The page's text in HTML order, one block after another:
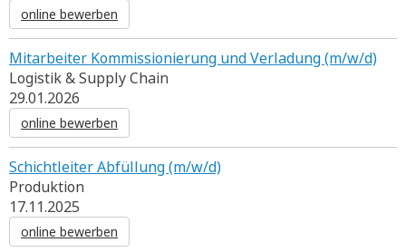
online bewerben
Mitarbeiter Kommissionierung und Verladung (m/w/d)
Logistik & Supply Chain
29.01.2026
online bewerben
Schichtleiter Abfüllung (m/w/d)
Produktion
17.11.2025
online bewerben